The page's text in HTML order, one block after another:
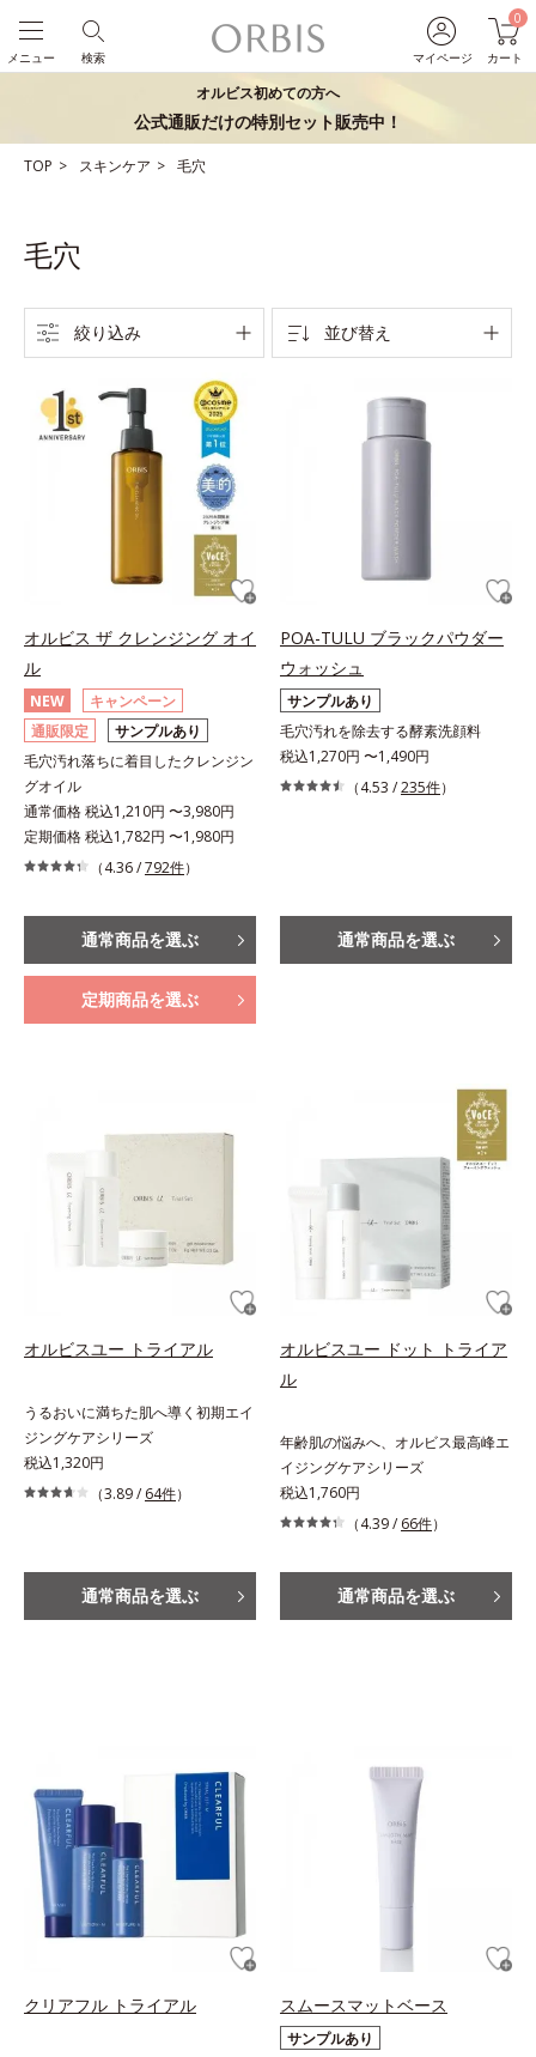
マイページ
0
カート
検索
メニュー
オルビス初めての方へ
公式通販だけの特別セット販売中！
TOP スキンケア 毛穴
毛穴
絞り込み 並び替え
オルビス ザ クレンジング オイ
ル
NEW
キャンペーン
通販限定
サンプルあり
毛穴汚れ落ちに着目したクレンジン
グオイル
通常価格 税込1,210円 〜3,980円
定期価格 税込1,782円 〜1,980円
（4.36 /792件）
通常商品を選ぶ
定期商品を選ぶ
POA-TULU ブラックパウダー
ウォッシュ
サンプルあり
毛穴汚れを除去する酵素洗顔料
税込1,270円 〜1,490円
（4.53 /235件）
通常商品を選ぶ
オルビスユー トライアル
うるおいに満ちた肌へ導く初期エイ
ジングケアシリーズ
税込1,320円
（3.89 / 64件）
通常商品を選ぶ
オルビスユー ドット トライア
ル
年齢肌の悩みへ、オルビス最高峰エ
イジングケアシリーズ
税込1,760円
（4.39 / 66件）
通常商品を選ぶ
クリアフル トライアル スムースマットベース
サンプルあり